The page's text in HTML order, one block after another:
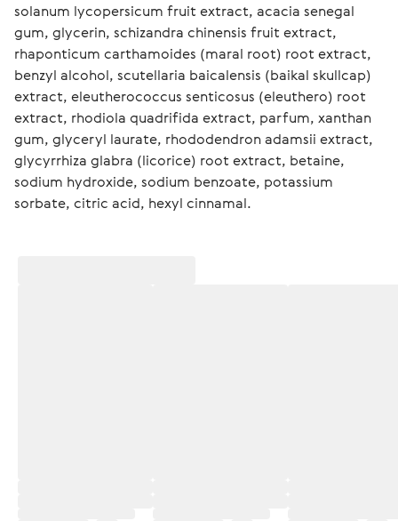
solanum lycopersicum fruit extract, acacia senegal
gum, glycerin, schizandra chinensis fruit extract,
rhaponticum carthamoides (maral root) root extract,
benzyl alcohol, scutellaria baicalensis (baikal skullcap)
extract, eleutherococcus senticosus (eleuthero) root
extract, rhodiola quadrifida extract, parfum, xanthan
gum, glyceryl laurate, rhododendron adamsii extract,
glycyrrhiza glabra (licorice) root extract, betaine,
sodium hydroxide, sodium benzoate, potassium
sorbate, citric acid, hexyl cinnamal.